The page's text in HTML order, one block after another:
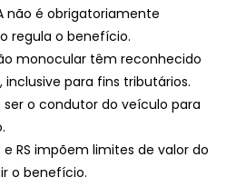
não é obrigatoriamente
regula o benefício.
monocular têm reconhecido
inclusive para fins tributários.
ser o condutor do veículo para
e RS impõem limites de valor do
o benefício.